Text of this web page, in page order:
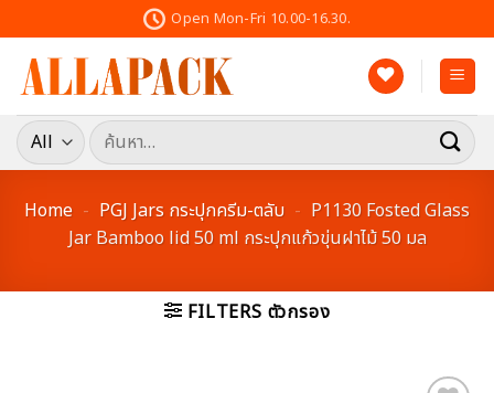
to
content
Open Mon-Fri 10.00-16.30.
ค้นหา:
Home - PGJ Jars กระปุกครีม-ตลับ - P1130 Fosted Glass
Jar Bamboo lid 50 ml กระปุกแก้วขุ่นฝาไม้ 50 มล
FILTERS ตัวกรอง